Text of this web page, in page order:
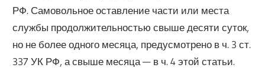
РФ. Самовольное оставление части или места
службы продолжительностью свыше десяти суток,
но не более одного месяца, предусмотрено в ч. 3 ст.
337 УК РФ, а свыше месяца — в ч. 4 этой статьи.